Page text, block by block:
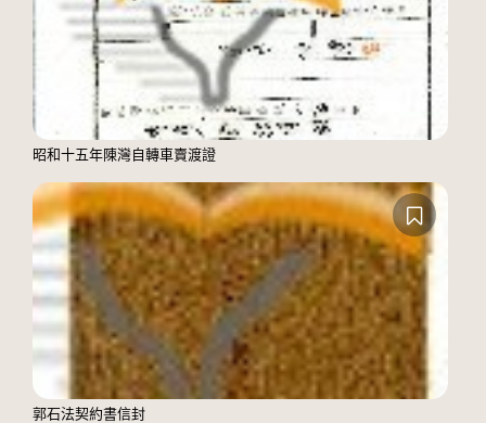
昭和十五年陳灣自轉車賣渡證
郭石法契約書信封